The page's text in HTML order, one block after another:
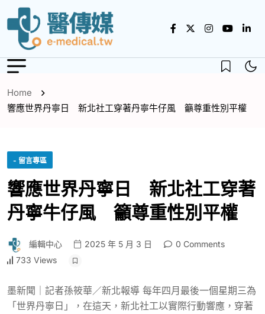
Home
響應世界丹寧日 新北社工穿著丹寧牛仔風 籲尊重性別平權
- 留言專區
響應世界丹寧日 新北社工穿著
丹寧牛仔風 籲尊重性別平權
編輯中心 2025 年 5 月 3 日
0 Comments
733 Views
墨新聞｜記者孫筱華／新北報導 每年四月最後一個星期三為
「世界丹寧日」，在這天，新北社工以實際行動響應，穿著